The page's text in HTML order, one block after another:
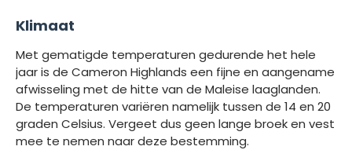
Klimaat
Met gematigde temperaturen gedurende het hele
jaar is de Cameron Highlands een fijne en aangename
afwisseling met de hitte van de Maleise laaglanden.
De temperaturen variëren namelijk tussen de 14 en 20
graden Celsius. Vergeet dus geen lange broek en vest
mee te nemen naar deze bestemming.